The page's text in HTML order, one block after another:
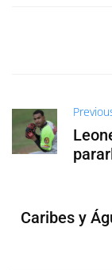
Caribes y